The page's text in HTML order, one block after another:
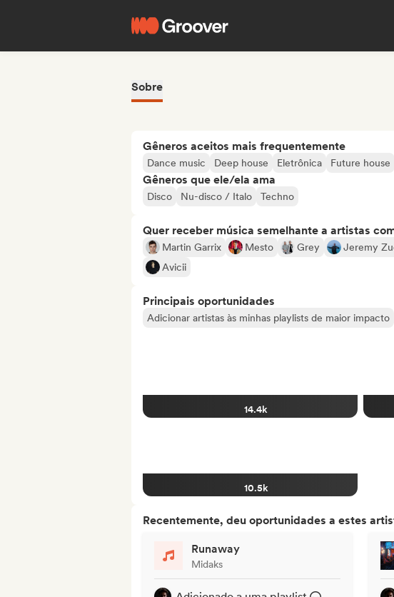
Sobre
Gêneros aceitos mais frequentemente
Dance music Deep house Eletrônica Future house
Gêneros que ele/ela ama
Disco Nu-disco / Italo Techno
Quer receber música semelhante a artistas
Martin Garrix Mesto Grey Jeremy
Avicii
Principais oportunidades
Adicionar artistas às minhas playlists de maior impacto
14.4k
10.5k
Recentemente, deu oportunidades a estes
Runaway
Midaks